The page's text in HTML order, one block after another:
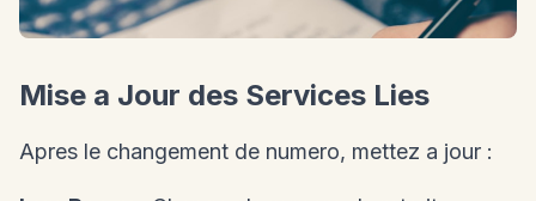
Mise a Jour des Services Lies
Apres le changement de numero, mettez a jour :